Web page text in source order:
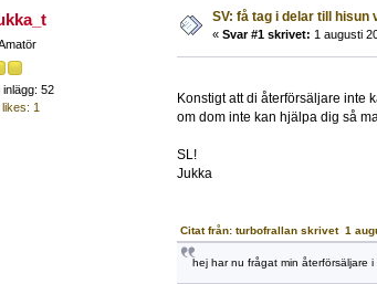
inlägg: 52
1
SV: få tag i delar till hisun
« Svar #1 skrivet: 1 augusti
Konstigt att di återförsäljare inte
om dom inte kan hjälpa dig så
SL!
Jukka
Citat från: turbofrallan skrivet 1
hej har nu frågat min återförsäljare